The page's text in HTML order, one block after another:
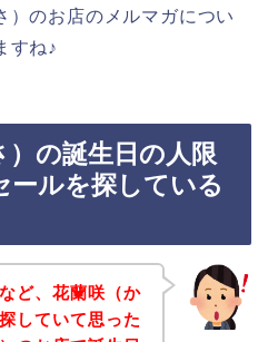
）のお店のメルマガについ
すね♪
の誕生日の人限
ールを探している
ど、花蘭咲（か
していて思った